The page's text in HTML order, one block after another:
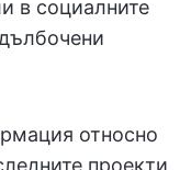
в социалните
относно
проекти